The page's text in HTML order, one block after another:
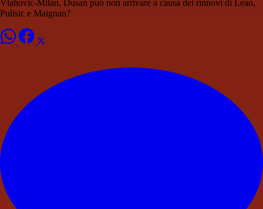
Vlahovic-Milan, Dusan può non arrivare a causa dei rinnovi di Leao,
Pulisic e Maignan?